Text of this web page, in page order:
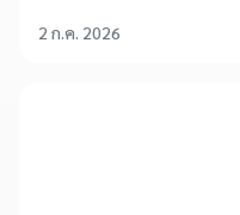
2 ก.ค. 2026